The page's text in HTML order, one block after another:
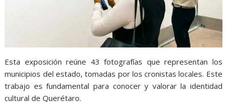
Esta exposición reúne 43 fotografías que representan los
municipios del estado, tomadas por los cronistas locales. Este
trabajo es fundamental para conocer y valorar la identidad
cultural de Querétaro.